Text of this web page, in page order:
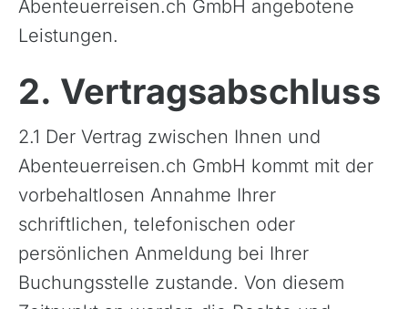
Abenteuerreisen.ch GmbH angebotene
Leistungen.
2. Vertragsabschluss
2.1 Der Vertrag zwischen Ihnen und
Abenteuerreisen.ch GmbH kommt mit der
vorbehaltlosen Annahme Ihrer
schriftlichen, telefonischen oder
persönlichen Anmeldung bei Ihrer
Buchungsstelle zustande. Von diesem